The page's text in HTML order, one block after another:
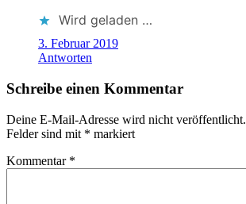
Wird geladen …
3. Februar 2019
Antworten
Schreibe einen Kommentar
Deine E-Mail-Adresse wird nicht veröffentlicht.
Felder sind mit * markiert
Kommentar *